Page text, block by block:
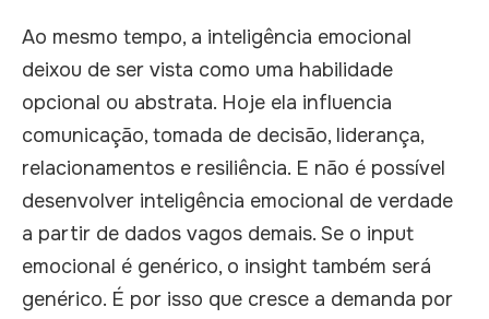
Ao mesmo tempo, a inteligência emocional
deixou de ser vista como uma habilidade
opcional ou abstrata. Hoje ela influencia
comunicação, tomada de decisão, liderança,
relacionamentos e resiliência. E não é possível
desenvolver inteligência emocional de verdade
a partir de dados vagos demais. Se o input
emocional é genérico, o insight também será
genérico. É por isso que cresce a demanda por